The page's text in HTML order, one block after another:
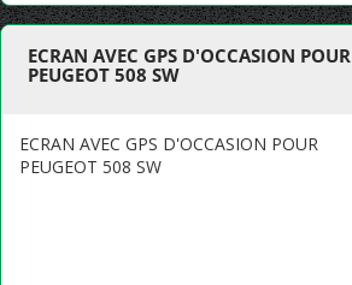
ECRAN AVEC GPS D'OCCASION POUR
PEUGEOT 508 SW
ECRAN AVEC GPS D'OCCASION POUR
PEUGEOT 508 SW